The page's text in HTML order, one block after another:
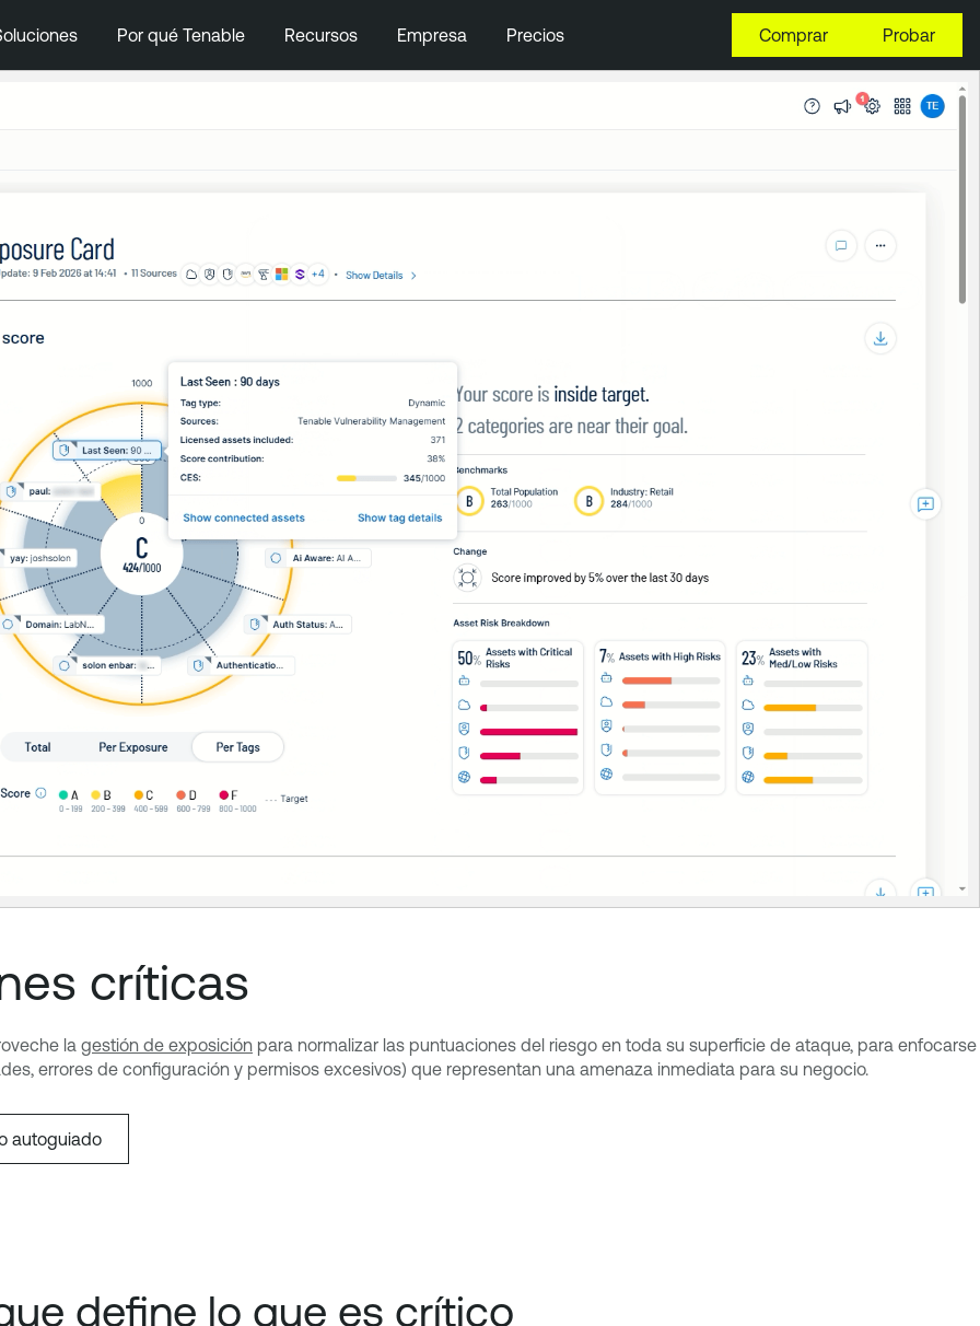
Por qué Tenable Recursos Empresa Precios Comprar Probar
críticas
la gestión de exposición para normalizar las puntuaciones del riesgo en toda su superficie de ataque, para enfocarse
errores de configuración y permisos excesivos) que representan una amenaza inmediata para su negocio.
autoguiado
define lo que es crítico